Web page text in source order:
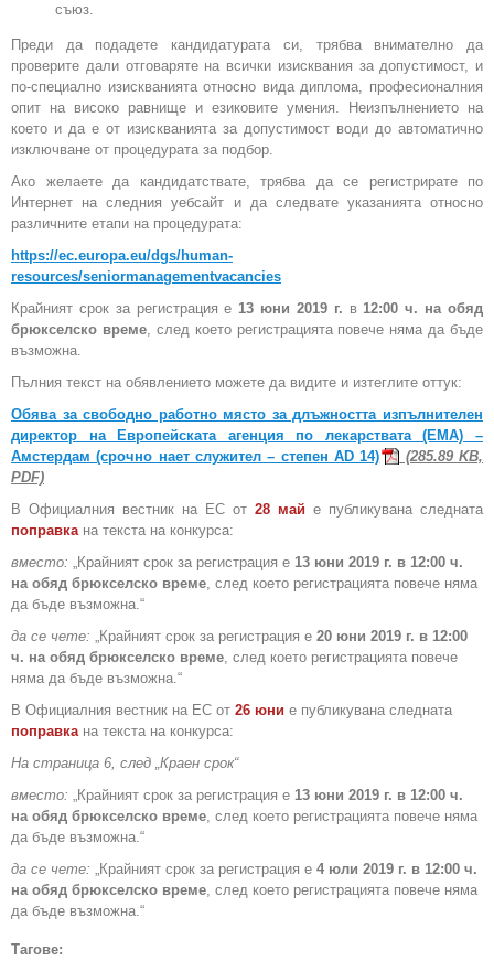
съюз.
Преди да подадете кандидатурата си, трябва внимателно да
проверите дали отговаряте на всички изисквания за допустимост, и
по-специално изискванията относно вида диплома, професионалния
опит на високо равнище и езиковите умения. Неизпълнението на
което и да е от изискванията за допустимост води до автоматично
изключване от процедурата за подбор.
Ако желаете да кандидатствате, трябва да се регистрирате по
Интернет на следния уебсайт и да следвате указанията относно
различните етапи на процедурата:
https://ec.europa.eu/dgs/human-
resources/seniormanagementvacancies
Крайният срок за регистрация е13 юни 2019 г. в12:00 ч. на обяд
брюкселско време, след което регистрацията повече няма да бъде
възможна.
Пълния текст на обявлението можете да видите и изтеглите оттук:
Обява за свободно работно място за длъжността изпълнителен
директор на Европейската агенция по лекарствата (ЕМА) –
Амстердам (срочно нает служител – степен AD 14)
(285.89 KB,
PDF)
В Официалния вестник на ЕС от 28 май е публикувана следната
поправкана текста на конкурса:
вместо: „Крайният срок за регистрация е 13 юни 2019 г. в 12:00 ч.
на обяд брюкселско време, след което регистрацията повече няма
да бъде възможна.“
да се чете: „Крайният срок за регистрация е 20 юни 2019 г. в 12:00
ч. на обяд брюкселско време, след което регистрацията повече
няма да бъде възможна.“
В Официалния вестник на ЕС от 26 юни е публикувана следната
поправкана текста на конкурса:
На страница 6, след „Краен срок“
вместо: „Крайният срок за регистрация е 13 юни 2019 г. в 12:00 ч.
на обяд брюкселско време, след което регистрацията повече няма
да бъде възможна.“
да се чете: „Крайният срок за регистрация е 4 юли 2019 г. в 12:00 ч.
на обяд брюкселско време, след което регистрацията повече няма
да бъде възможна.“
Тагове: